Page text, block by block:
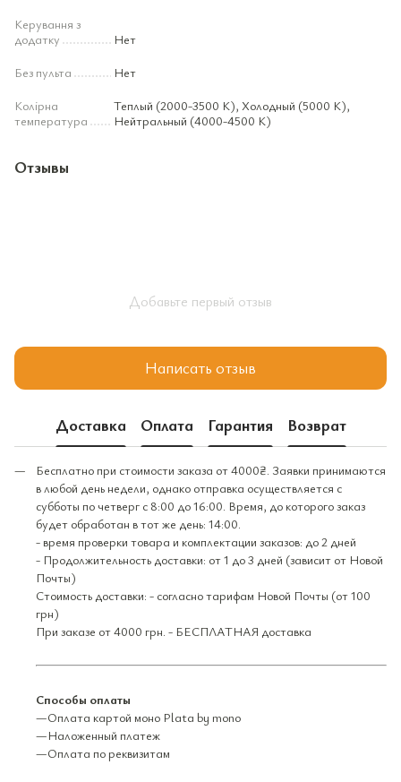
Керування з
додатку
Нет
Без пульта
Нет
Колірна
температура
Теплый (2000-3500 К), Холодный (5000 К),
Нейтральный (4000-4500 К)
Отзывы
Добавьте первый отзыв
Написать отзыв
Доставка Оплата Гарантия Возврат
Бесплатно при стоимости заказа от 4000₴. Заявки принимаются
в любой день недели, однако отправка осуществляется с
субботы по четверг с 8:00 до 16:00. Время, до которого заказ
будет обработан в тот же день: 14:00.
- время проверки товара и комплектации заказов: до 2 дней
- Продолжительность доставки: от 1 до 3 дней (зависит от Новой
Почты)
Стоимость доставки: - согласно тарифам Новой Почты (от 100
грн)
При заказе от 4000 грн. - БЕСПЛАТНАЯ доставка
Способы оплаты
—Оплата картой моно Plata by mono
—Наложенный платеж
—Оплата по реквизитам